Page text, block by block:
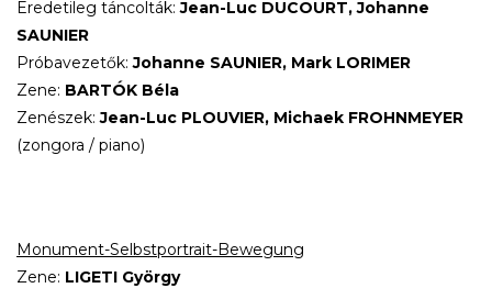
Eredetileg táncolták:Jean-Luc DUCOURT, Johanne
SAUNIER
Próbavezetők:Johanne SAUNIER, Mark LORIMER
Zene: BARTÓK Béla
Zenészek:Jean-Luc PLOUVIER, Michaek FROHNMEYER
(zongora / piano)
Monument-Selbstportrait-Bewegung
Zene: LIGETI György